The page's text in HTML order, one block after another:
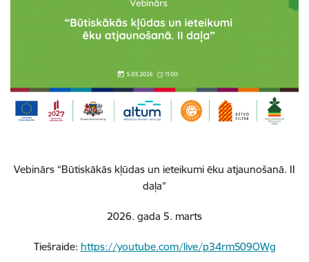
Vebinārs “Būtiskākās kļūdas un ieteikumi ēku atjaunošanā. II
daļa”
2026. gada 5. marts
Tiešraide: https://youtube.com/live/p34rmS09OWg